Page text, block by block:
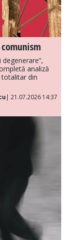
analiză
din
| 21.07.2026 14:37